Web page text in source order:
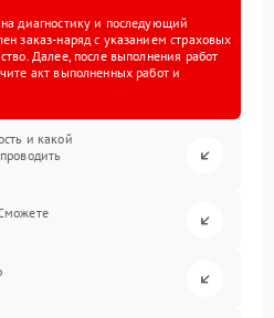
диагностику и последующий
заказ-наряд с указанием страховых
Далее, после выполнения работ
акт выполненных работ и
и какой